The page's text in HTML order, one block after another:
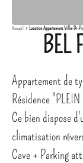
Accueil Location Appartement Ville-Di-
BEL
Appartement de
Résidence
Ce bien dispose
climatisation
Cave + Parking